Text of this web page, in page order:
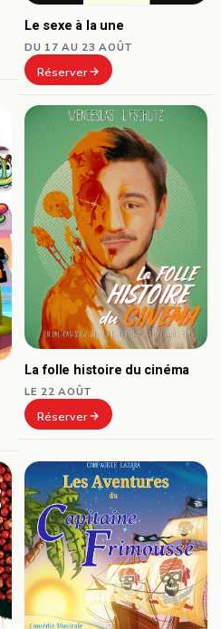
Le sexe à la une
DU 17 AU 23 AOÛT
Réserver
La folle histoire du cinéma
LE 22 AOÛT
Réserver